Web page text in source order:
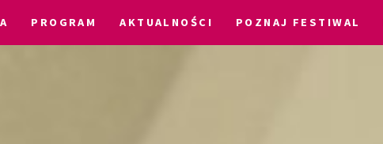
PROGRAM AKTUALNOŚCI POZNAJ FESTIWAL